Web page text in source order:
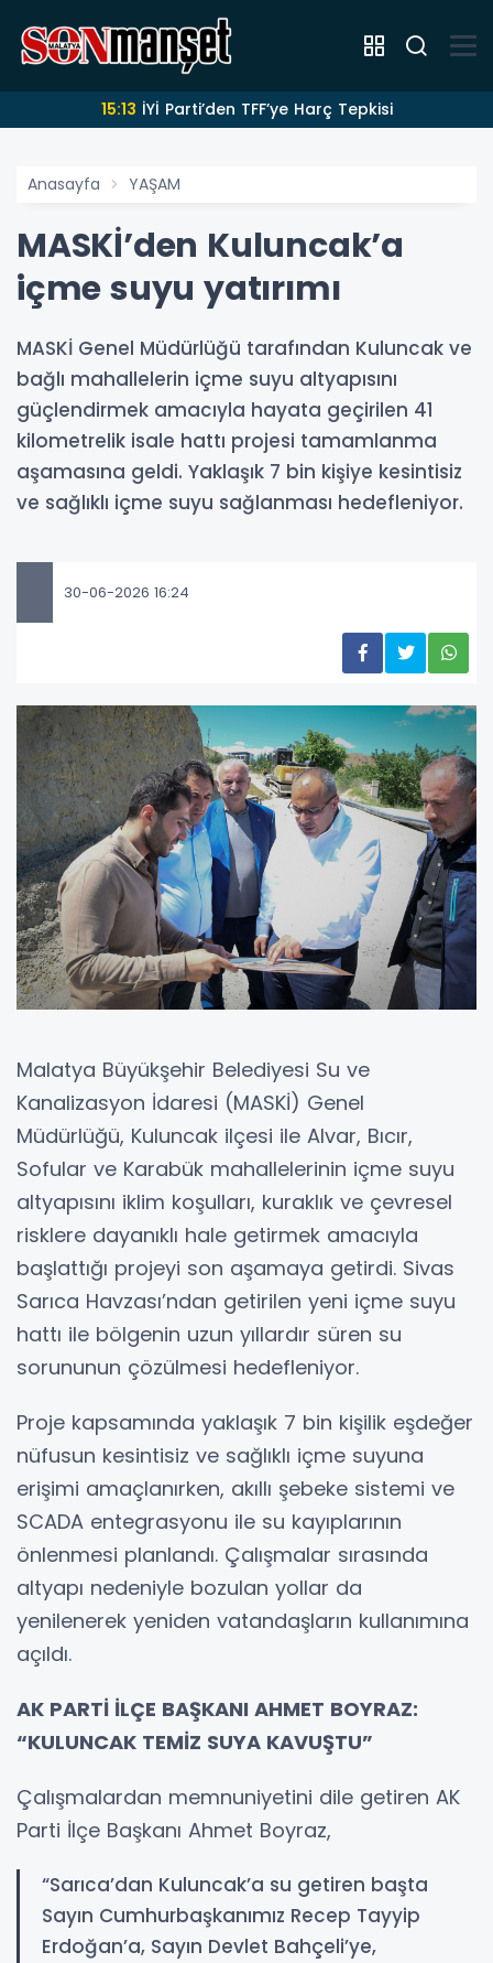
15:13 İYİ Parti’den TFF’ye Harç Tepkisi
Anasayfa YAŞAM
MASKİ’den Kuluncak’a
içme suyu yatırımı
MASKİ Genel Müdürlüğü tarafından Kuluncak ve
bağlı mahallelerin içme suyu altyapısını
güçlendirmek amacıyla hayata geçirilen 41
kilometrelik isale hattı projesi tamamlanma
aşamasına geldi. Yaklaşık 7 bin kişiye kesintisiz
ve sağlıklı içme suyu sağlanması hedefleniyor.
30-06-2026 16:24
Malatya Büyükşehir Belediyesi Su ve
Kanalizasyon İdaresi (MASKİ) Genel
Müdürlüğü, Kuluncak ilçesi ile Alvar, Bıcır,
Sofular ve Karabük mahallelerinin içme suyu
altyapısını iklim koşulları, kuraklık ve çevresel
risklere dayanıklı hale getirmek amacıyla
başlattığı projeyi son aşamaya getirdi. Sivas
Sarıca Havzası’ndan getirilen yeni içme suyu
hattı ile bölgenin uzun yıllardır süren su
sorununun çözülmesi hedefleniyor.
Proje kapsamında yaklaşık 7 bin kişilik eşdeğer
nüfusun kesintisiz ve sağlıklı içme suyuna
erişimi amaçlanırken, akıllı şebeke sistemi ve
SCADA entegrasyonu ile su kayıplarının
önlenmesi planlandı. Çalışmalar sırasında
altyapı nedeniyle bozulan yollar da
yenilenerek yeniden vatandaşların kullanımına
açıldı.
AK PARTİ İLÇE BAŞKANI AHMET BOYRAZ:
“KULUNCAK TEMİZ SUYA KAVUŞTU”
Çalışmalardan memnuniyetini dile getiren AK
Parti İlçe Başkanı Ahmet Boyraz,
“Sarıca’dan Kuluncak’a su getiren başta
Sayın Cumhurbaşkanımız Recep Tayyip
Erdoğan’a, Sayın Devlet Bahçeli’ye,